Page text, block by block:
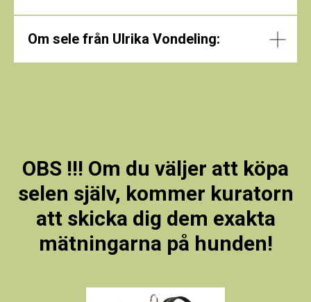
Om sele från Ulrika Vondeling:
OBS !!! Om du väljer att köpa
selen själv, kommer kuratorn
att skicka dig dem exakta
mätningarna på hunden!